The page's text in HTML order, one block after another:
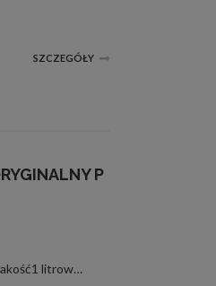
SZCZEGÓŁY
P
GM 10w40BUTELKA 1L półsyntetykpółsyntetycznyDoskonała jakość1 litrowe opakowanieKlasa lepkości: SAE 10W-40Klasa jakości: API SL/CF, ACEA A3/B3